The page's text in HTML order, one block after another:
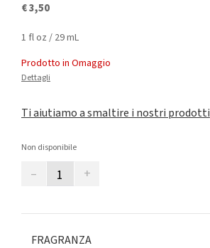
€ 3,50
1 fl oz / 29 mL
Prodotto in Omaggio
Dettagli
Ti aiutiamo a smaltire i nostri prodotti
Non disponibile
– +
FRAGRANZA